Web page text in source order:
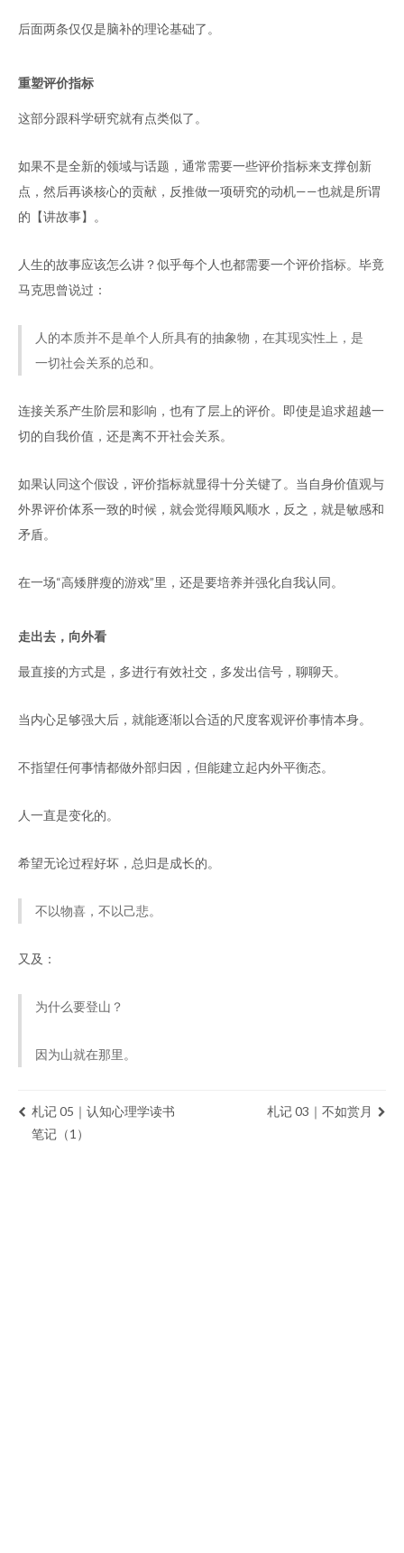
后面两条仅仅是脑补的理论基础了。
重塑评价指标
这部分跟科学研究就有点类似了。
如果不是全新的领域与话题，通常需要一些评价指标来支撑创新
点，然后再谈核心的贡献，反推做一项研究的动机——也就是所谓
的【讲故事】。
人生的故事应该怎么讲？似乎每个人也都需要一个评价指标。毕竟
马克思曾说过：
人的本质并不是单个人所具有的抽象物，在其现实性上，是
一切社会关系的总和。
连接关系产生阶层和影响，也有了层上的评价。即使是追求超越一
切的自我价值，还是离不开社会关系。
如果认同这个假设，评价指标就显得十分关键了。当自身价值观与
外界评价体系一致的时候，就会觉得顺风顺水，反之，就是敏感和
矛盾。
在一场“高矮胖瘦的游戏”里，还是要培养并强化自我认同。
走出去，向外看
最直接的方式是，多进行有效社交，多发出信号，聊聊天。
当内心足够强大后，就能逐渐以合适的尺度客观评价事情本身。
不指望任何事情都做外部归因，但能建立起内外平衡态。
人一直是变化的。
希望无论过程好坏，总归是成长的。
不以物喜，不以己悲。
又及：
为什么要登山？
因为山就在那里。
札记 05｜认知心理学读书
笔记（1）
札记 03｜不如赏月